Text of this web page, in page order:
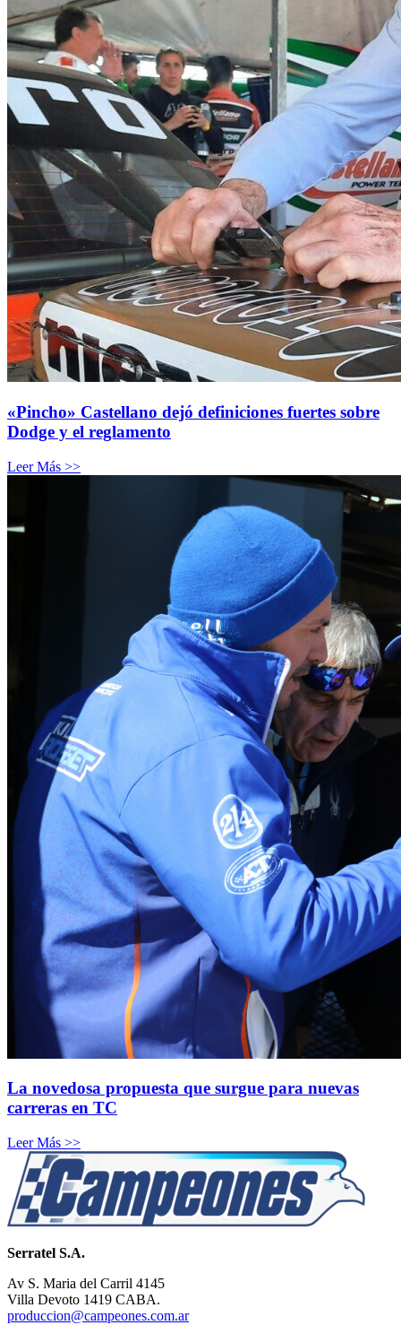
«Pincho» Castellano dejó definiciones fuertes sobre
Dodge y el reglamento
Leer Más >>
La novedosa propuesta que surgue para nuevas
carreras en TC
Leer Más >>
Serratel S.A.
Av S. Maria del Carril 4145
Villa Devoto 1419 CABA.
produccion@campeones.com.ar